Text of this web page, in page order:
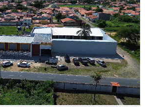
de julho.
com apoio do governador e
Dr. Hélio.
oferece condições de trabalho e
e visitantes.
áreas para comercialização de
e gastronomia típica.